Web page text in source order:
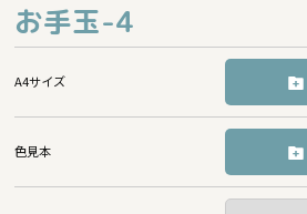
お手玉-4
A4サイズ
色見本